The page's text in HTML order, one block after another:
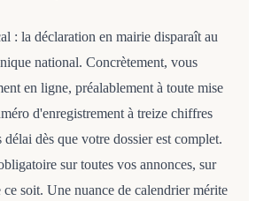
: la déclaration en mairie disparaît au
national. Concrètement, vous
en ligne, préalablement à toute mise
d'enregistrement à treize chiffres
délai dès que votre dossier est complet.
sur toutes vos annonces, sur
soit. Une nuance de calendrier mérite